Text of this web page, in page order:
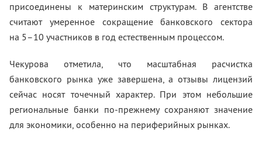
присоединены к материнским структурам. В агентстве
считают умеренное сокращение банковского сектора
на 5–10 участников в год естественным процессом.
Чекурова отметила, что масштабная расчистка
банковского рынка уже завершена, а отзывы лицензий
сейчас носят точечный характер. При этом небольшие
региональные банки по-прежнему сохраняют значение
для экономики, особенно на периферийных рынках.